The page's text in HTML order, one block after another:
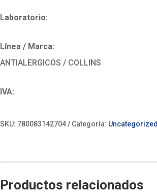
Laboratorio:
Línea / Marca:
ANTIALERGICOS / COLLINS
IVA:
SKU: 780083142704 Categoría: Uncategorized
Productos relacionados